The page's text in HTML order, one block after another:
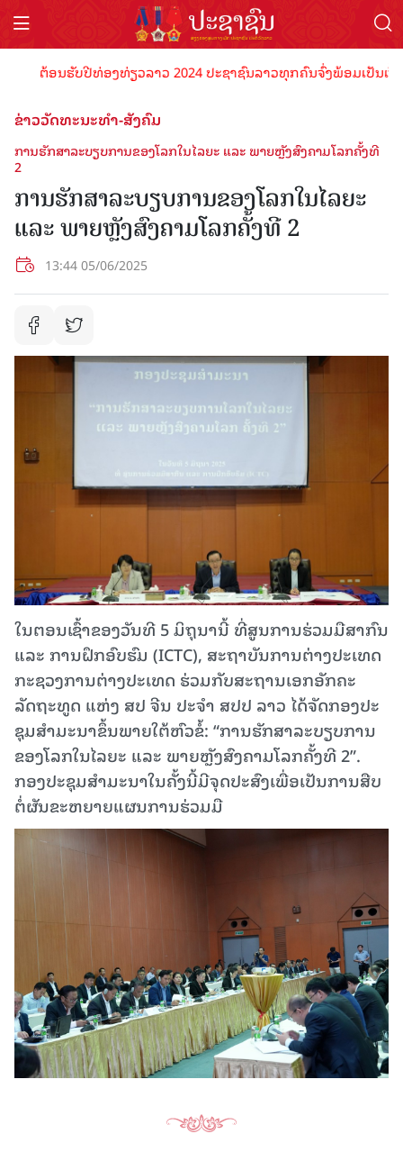
ຕ້ອນຮັບປີທ່ອງທ່ຽວລາວ 2024 ປະຊາຊົນລາວທຸກຄົນຈົ່ງພ້ອມເປັນເຈົ້
ຂ່າວວັດທະນະທຳ-ສັງຄົມ
ການຮັກສາລະບຽບການຂອງໂລກໃນໄລຍະ ແລະ ພາຍຫຼັງສົງຄາມໂລກຄັ້ງທີ
2
ການຮັກສາລະບຽບການຂອງໂລກໃນໄລຍະ
ແລະ ພາຍຫຼັງສົງຄາມໂລກຄັ້ງທີ 2
13:44 05/06/2025
ໃນຕອນເຊົ້າຂອງວັນທີ 5 ມິຖຸນານີ້ ທີ່ສູນການຮ່ວມມືສາກົນ
ແລະ ການຝຶກອົບຮົມ (ICTC), ສະຖາບັນການຕ່າງປະເທດ
ກະຊວງການຕ່າງປະເທດ ຮ່ວມກັບສະຖານເອກອັກຄະ
ລັດຖະທູດ ແຫ່ງ ສປ ຈີນ ປະຈໍາ ສປປ ລາວ ໄດ້ຈັດກອງປະ
ຊຸມສໍາມະນາຂຶ້ນພາຍໃຕ້ຫົວຂໍ້: “ການຮັກສາລະບຽບການ
ຂອງໂລກໃນໄລຍະ ແລະ ພາຍຫຼັງສົງຄາມໂລກຄັ້ງທີ 2”.
ກອງປະຊຸມສໍາມະນາໃນຄັ້ງນີ້ມີຈຸດປະສົງເພື່ອເປັນການສືບ
ຕໍ່ຜັນຂະຫຍາຍແຜນການຮ່ວມມື